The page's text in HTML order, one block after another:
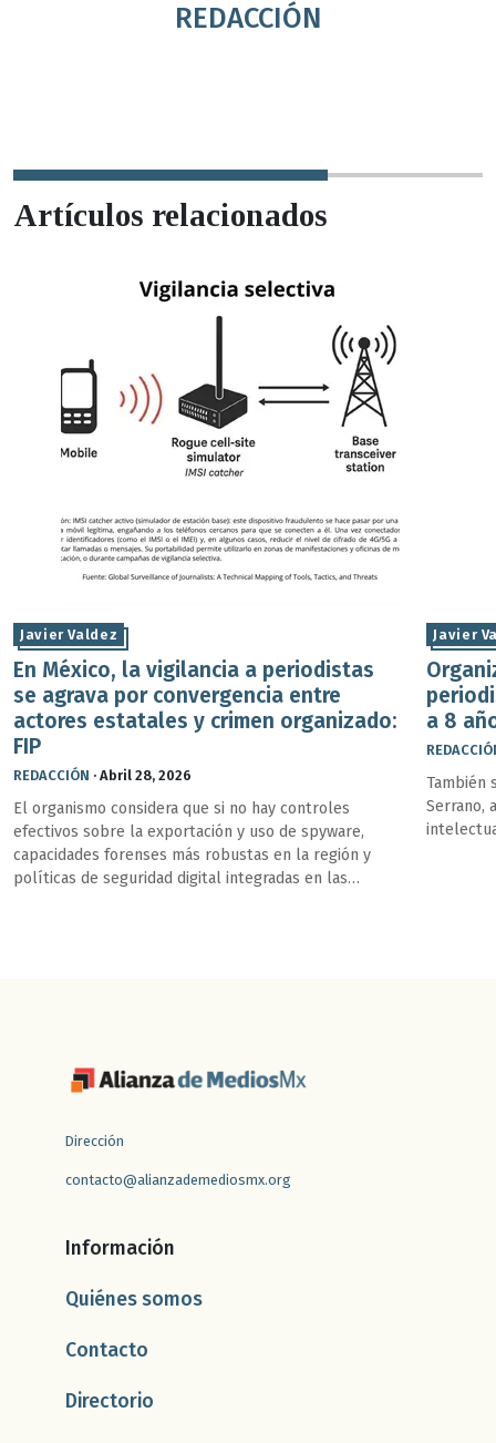
REDACCIÓN
Artículos relacionados
Javier Valdez
En México, la vigilancia a periodistas
se agrava por convergencia entre
actores estatales y crimen organizado:
FIP
REDACCIÓN · Abril 28, 2026
El organismo considera que si no hay controles
efectivos sobre la exportación y uso de spyware,
capacidades forenses más robustas en la región y
políticas de seguridad digital integradas en las
Javier
a 8
También
Serrano,
Dirección
contacto@alianzademediosmx.org
Información
Quiénes somos
Contacto
Directorio